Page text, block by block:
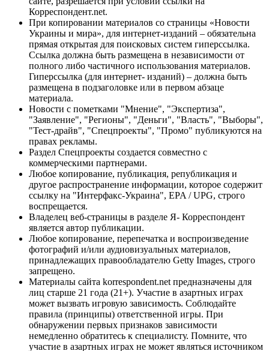
Корреспондент.net.
При копировании материалов со страницы «Новости
Украины и мира», для интернет-изданий – обязательна
прямая открытая для поисковых систем гиперссылка.
Ссылка должна быть размещена в независимости от
полного либо частичного использования материалов.
Гиперссылка (для интернет- изданий) – должна быть
размещена в подзаголовке или в первом абзаце
материала.
Новости с пометками "Мнение", "Экспертиза",
"Заявление", "Регионы", "Деньги", "Власть", "Выборы",
"Тест-драйв", "Спецпроекты", "Промо" публикуются на
правах рекламы.
Раздел Спецпроекты создается совместно с
коммерческими партнерами.
Любое копирование, публикация, републикация и
другое распространение информации, которое содержит
ссылку на "Интерфакс-Украина", EPA / UPG, строго
воспрещается.
Владелец веб-страницы в разделе Я- Корреспондент
является автор публикации.
Любое копирование, перепечатка и воспроизведение
фотографий и/или аудиовизуальных материалов,
принадлежащих правообладателю Getty Images, строго
запрещено.
Материалы сайта korrespondent.net предназначены для
лиц старше 21 года (21+). Участие в азартных играх
может вызвать игровую зависимость. Соблюдайте
правила (принципы) ответственной игры. При
обнаружении первых признаков зависимости
немедленно обратитесь к специалисту. Помните, что
участие в азартных играх не может являться источником